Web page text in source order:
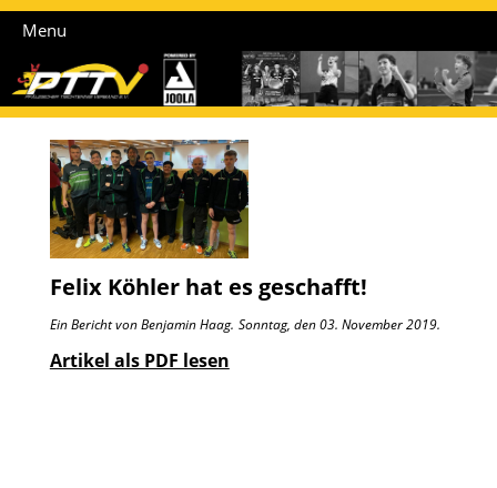
Menu
Felix Köhler hat es geschafft!
Ein Bericht von Benjamin Haag. Sonntag, den 03. November 2019.
Artikel als PDF lesen